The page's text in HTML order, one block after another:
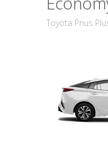
Toyota Prius